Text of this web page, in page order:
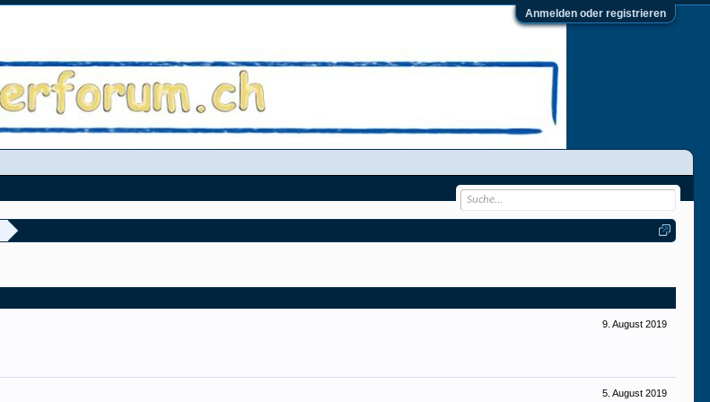
Anmelden oder registrieren
9. August 2019
5. August 2019